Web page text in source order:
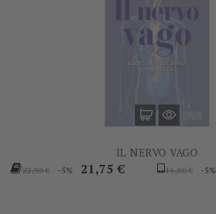
IL NERVO VAGO
Prezzo
22,90 € -5% Prezzo
21,75 €
Prezzo
16,00 € -5%